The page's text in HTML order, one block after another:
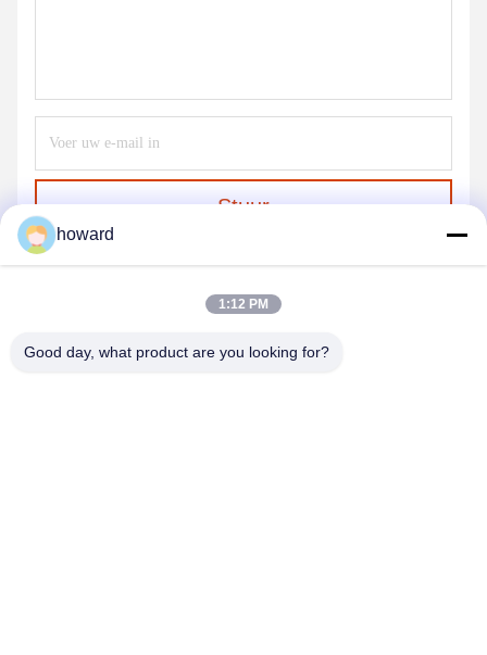
Stuur
howard
1:12 PM
Good day, what product are you looking for?